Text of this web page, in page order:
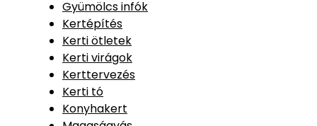
Gyümölcs infók
Kertépítés
Kerti ötletek
Kerti virágok
Kerttervezés
Kerti tó
Konyhakert